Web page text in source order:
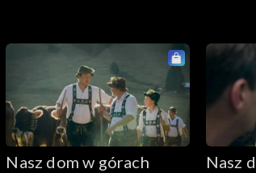
Nasz dom w górach Nasz